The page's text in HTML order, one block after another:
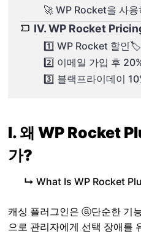
🚀 WP Rocket을 사용
Ⅳ. WP Rocket
1️⃣ WP Rocket 할인
2️⃣ 이메일 가입 후
3️⃣ 블랙프라이데이
Ⅰ. 왜 WP Rocket
가?
↳ What Is WP Rocket
캐싱 플러그인은 ⓐ단순한 기
으로 관리자에게 선택 장애를